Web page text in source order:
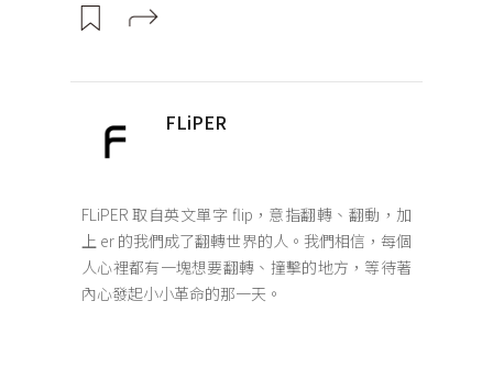
FLiPER
FLiPER 取自英文單字 flip，意指翻轉、翻動，加
上 er 的我們成了翻轉世界的人。我們相信，每個
人心裡都有一塊想要翻轉、撞擊的地方，等待著
內心發起小小革命的那一天。